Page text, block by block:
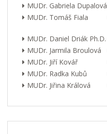
MUDr. Gabriela Dupalová
MUDr. Tomáš Fiala
MUDr. Daniel Driák Ph.D.
MUDr. Jarmila Broulová
MUDr. Jiří Kovář
MUDr. Radka Kubů
MUDr. Jiřina Králová